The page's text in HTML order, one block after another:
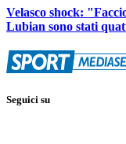
Velasco shock:
Lubian sono stati
Seguici su